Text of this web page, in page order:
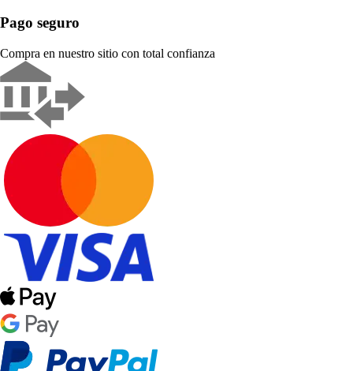
Pago seguro
Compra en nuestro sitio con total confianza